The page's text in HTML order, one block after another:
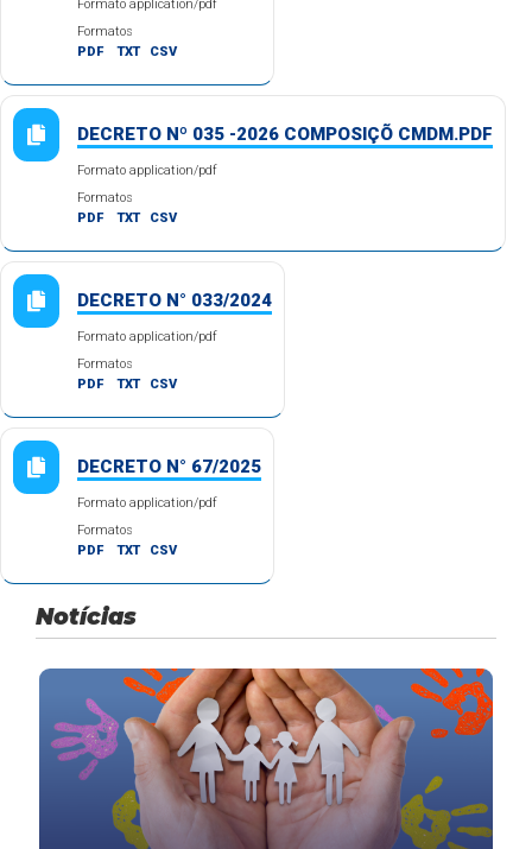
Formato application/pdf
Formatos
PDF
TXT CSV
DECRETO Nº 035 -2026 COMPOSIÇÕ CMDM.PDF
Formato application/pdf
Formatos
PDF
TXT CSV
DECRETO N° 033/2024
Formato application/pdf
Formatos
PDF
TXT CSV
DECRETO N° 67/2025
Formato application/pdf
Formatos
PDF
TXT CSV
Notícias